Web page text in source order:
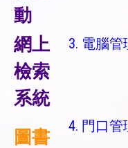
動
網上
檢索
系統
圖書
3. 電腦管
4. 門口管